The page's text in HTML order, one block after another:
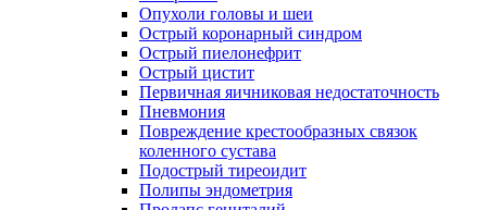
Опухоли головы и шеи
Острый коронарный синдром
Острый пиелонефрит
Острый цистит
Первичная яичниковая недостаточность
Пневмония
Повреждение крестообразных связок
коленного сустава
Подострый тиреоидит
Полипы эндометрия